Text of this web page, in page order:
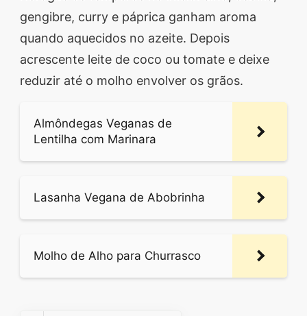
gengibre, curry e páprica ganham aroma
quando aquecidos no azeite. Depois
acrescente leite de coco ou tomate e deixe
reduzir até o molho envolver os grãos.
Almôndegas Veganas de
Lentilha com Marinara
Lasanha Vegana de Abobrinha
Molho de Alho para Churrasco